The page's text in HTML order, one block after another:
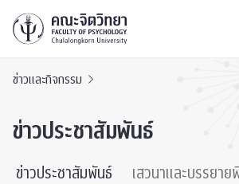
ข่าวและกิจกรรม
ข่าวประชาสัมพันธ์
ข่าวประชาสัมพันธ์ เสวนาและบรรยาย